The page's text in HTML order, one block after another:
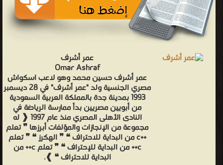
عمر أشرف
Omar Ashraf
عمر أشرف حسين محمد وهو لاعب اسكواش
مصري الجنسية ولد "عمر أشرف" في 28 ديسمبر
1993 بمدينة جدة بالمملكة العربية السعودية
من أبويين مصريين بدأ ممارسة الرياضة في
النادى الأهلى المصري منذ عام 1997 ❰ له
مجموعة من الإنجازات والمؤلفات أبرزها ❞ تعلم
++c من البداية للاحتراف ❝ ❞ الهكرز ❝ ❞ تعلم
c++ من البداية للإحتراف ❝ ❞ تعلم c++ من
البداية للاحتراف ❝ ❱.